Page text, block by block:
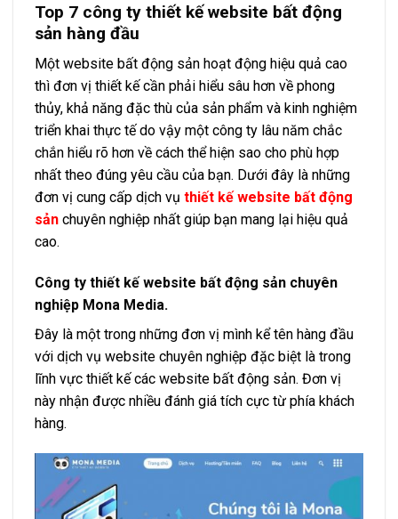
Top 7 công ty thiết kế website bất động
sản hàng đầu
Một website bất động sản hoạt động hiệu quả cao
thì đơn vị thiết kế cần phải hiểu sâu hơn về phong
thủy, khả năng đặc thù của sản phẩm và kinh nghiệm
triển khai thực tế do vậy một công ty lâu năm chắc
chắn hiểu rõ hơn về cách thể hiện sao cho phù hợp
nhất theo đúng yêu cầu của bạn. Dưới đây là những
đơn vị cung cấp dịch vụ thiết kế website bất động
sản chuyên nghiệp nhất giúp bạn mang lại hiệu quả
cao.
Công ty thiết kế website bất động sản chuyên
nghiệp Mona Media.
Đây là một trong những đơn vị mình kể tên hàng đầu
với dịch vụ website chuyên nghiệp đặc biệt là trong
lĩnh vực thiết kế các website bất động sản. Đơn vị
này nhận được nhiều đánh giá tích cực từ phía khách
hàng.